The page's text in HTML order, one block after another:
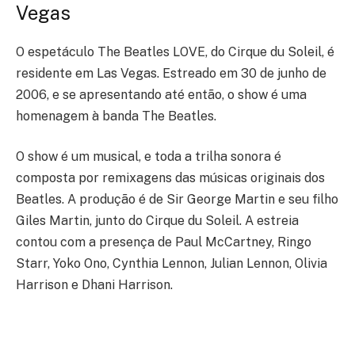
Vegas
O espetáculo The Beatles LOVE, do Cirque du Soleil, é
residente em Las Vegas. Estreado em 30 de junho de
2006, e se apresentando até então, o show é uma
homenagem à banda The Beatles.
O show é um musical, e toda a trilha sonora é
composta por remixagens das músicas originais dos
Beatles. A produção é de Sir George Martin e seu filho
Giles Martin, junto do Cirque du Soleil. A estreia
contou com a presença de Paul McCartney, Ringo
Starr, Yoko Ono, Cynthia Lennon, Julian Lennon, Olivia
Harrison e Dhani Harrison.